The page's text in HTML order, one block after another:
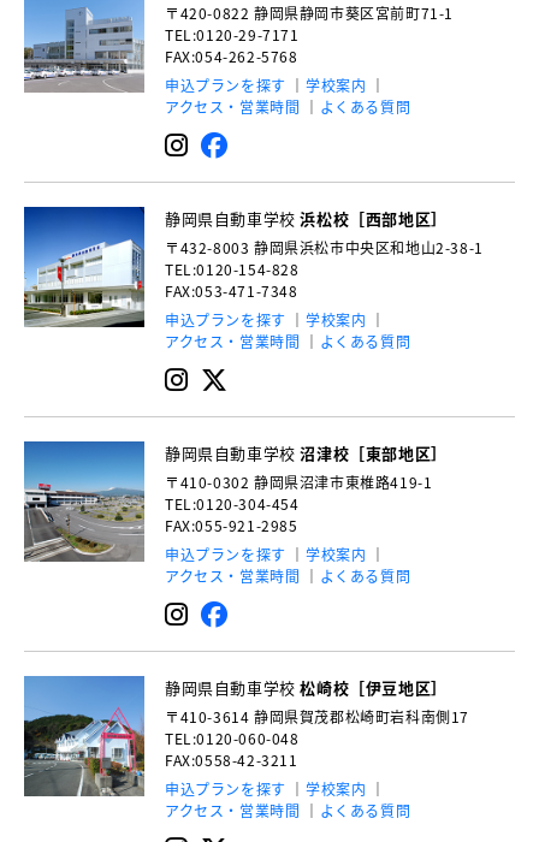
〒420-0822 静岡県静岡市葵区宮前町71-1
TEL:0120-29-7171
FAX:054-262-5768
申込プランを探す
学校案内
アクセス・営業時間
よくある質問
静岡県自動車学校浜松校［西部地区］
〒432-8003 静岡県浜松市中央区和地山2-38-1
TEL:0120-154-828
FAX:053-471-7348
申込プランを探す
学校案内
アクセス・営業時間
よくある質問
静岡県自動車学校沼津校［東部地区］
〒410-0302 静岡県沼津市東椎路419-1
TEL:0120-304-454
FAX:055-921-2985
申込プランを探す
学校案内
アクセス・営業時間
よくある質問
静岡県自動車学校松崎校［伊豆地区］
〒410-3614 静岡県賀茂郡松崎町岩科南側17
TEL:0120-060-048
FAX:0558-42-3211
申込プランを探す
学校案内
アクセス・営業時間
よくある質問